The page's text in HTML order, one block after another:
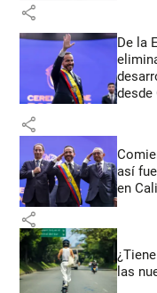
share
De la
desde
share
así
en Cali
share
las